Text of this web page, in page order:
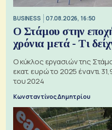
BUSINESS 07.08.2026, 16:50
Ο Στάμου στην
χρόνια μετά - Τι
Ο κύκλος εργασιών της
εκατ. ευρώ το 2025 έναντι
του 2024
Κωνσταντίνος Δημητρίου